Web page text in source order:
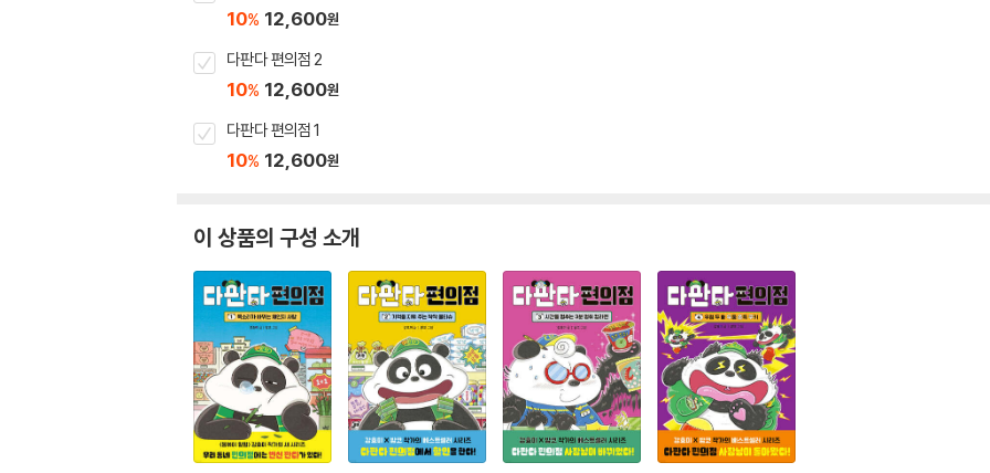
10% 12,600원
다판다 편의점 2
10% 12,600원
다판다 편의점 1
10% 12,600원
이 상품의 구성 소개